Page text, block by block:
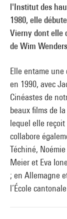
l'Institut des
1980, elle
Vierny dont elle
de Wim Wenders.
Elle entame
en 1990, avec
Cinéastes de
beaux films de
lequel elle
collabore
Téchiné,
Meier et Eva
; en Allemagne
l’École